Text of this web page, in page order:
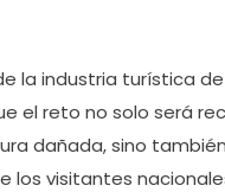
la industria turística
el reto no solo será
dañada, sino
los visitantes